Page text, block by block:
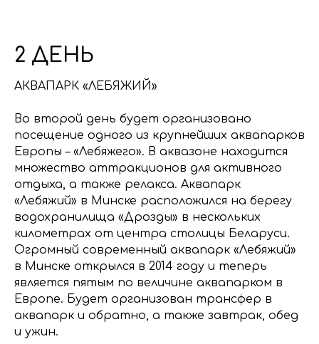
2 ДЕНЬ
АКВАПАРК «ЛЕБЯЖИЙ»
Во второй день будет организовано
посещение одного из крупнейших аквапарков
Европы – «Лебяжего». В аквазоне находится
множество аттракционов для активного
отдыха, а также релакса. Аквапарк
«Лебяжий» в Минске расположился на берегу
водохранилища «Дрозды» в нескольких
километрах от центра столицы Беларуси.
Огромный современный аквапарк «Лебяжий»
в Минске открылся в 2014 году и теперь
является пятым по величине аквапарком в
Европе. Будет организован трансфер в
аквапарк и обратно, а также завтрак, обед
и ужин.